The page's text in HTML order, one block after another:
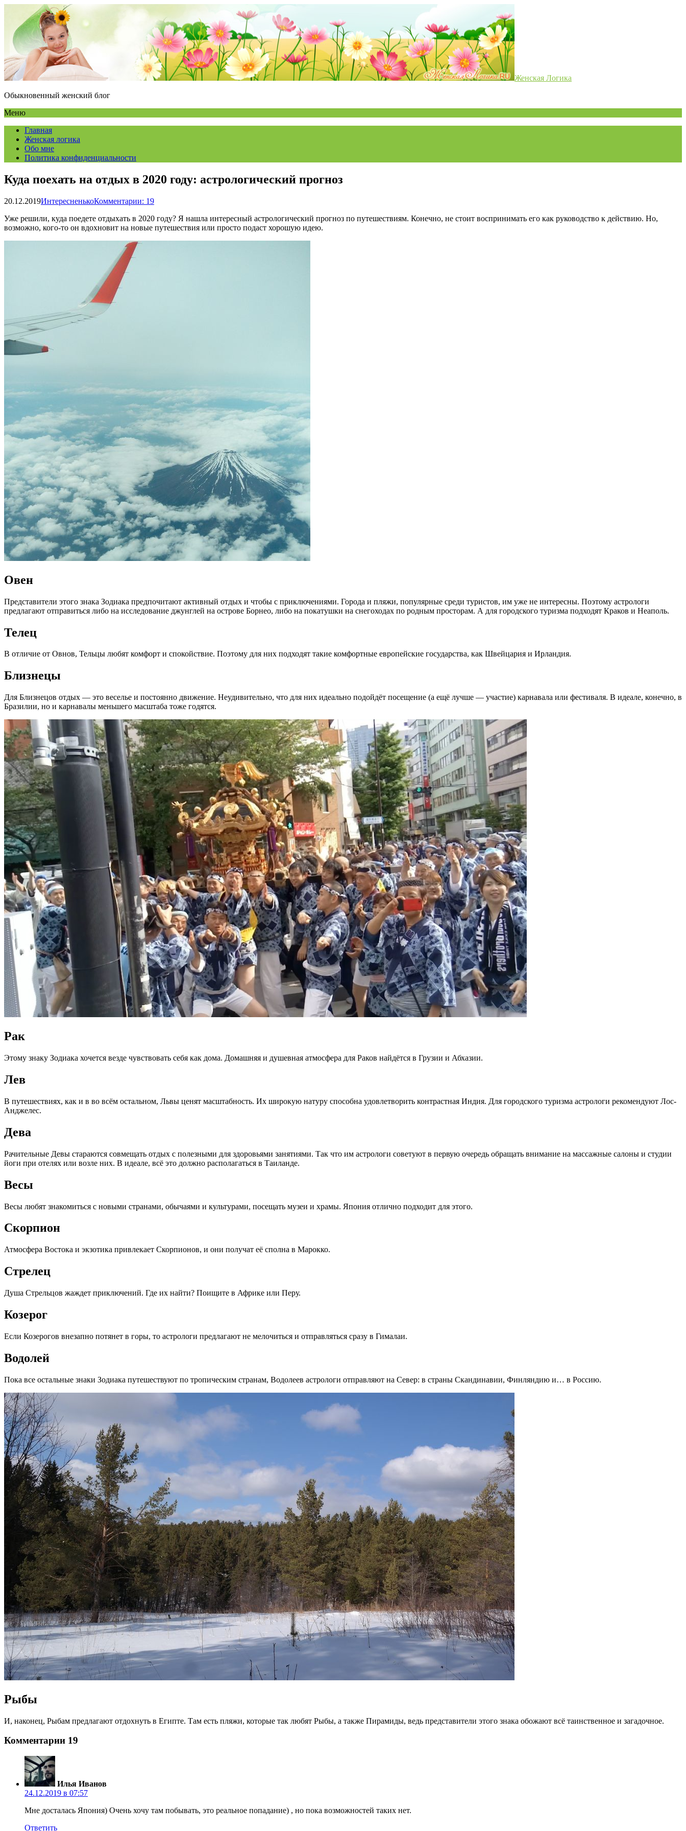
Женская Логика
Обыкновенный женский блог
Меню
Главная
Женская логика
Обо мне
Политика конфиденциальности
Куда поехать на отдых в 2020 году: астрологический прогноз
20.12.2019ИнтересненькоКомментарии: 19
Уже решили, куда поедете отдыхать в 2020 году? Я нашла интересный астрологический прогноз по путешествиям. Конечно, не стоит воспринимать его как руководство к действию. Но,
возможно, кого-то он вдохновит на новые путешествия или просто подаст хорошую идею.
Овен
Представители этого знака Зодиака предпочитают активный отдых и чтобы с приключениями. Города и пляжи, популярные среди туристов, им уже не интересны. Поэтому астрологи
предлагают отправиться либо на исследование джунглей на острове Борнео, либо на покатушки на снегоходах по родным просторам. А для городского туризма подходят Краков и Неаполь.
Телец
В отличие от Овнов, Тельцы любят комфорт и спокойствие. Поэтому для них подходят такие комфортные европейские государства, как Швейцария и Ирландия.
Близнецы
Для Близнецов отдых — это веселье и постоянно движение. Неудивительно, что для них идеально подойдёт посещение (а ещё лучше — участие) карнавала или фестиваля. В идеале, конечно, в
Бразилии, но и карнавалы меньшего масштаба тоже годятся.
Рак
Этому знаку Зодиака хочется везде чувствовать себя как дома. Домашняя и душевная атмосфера для Раков найдётся в Грузии и Абхазии.
Лев
В путешествиях, как и в во всём остальном, Львы ценят масштабность. Их широкую натуру способна удовлетворить контрастная Индия. Для городского туризма астрологи рекомендуют Лос-
Анджелес.
Дева
Рачительные Девы стараются совмещать отдых с полезными для здоровьями занятиями. Так что им астрологи советуют в первую очередь обращать внимание на массажные салоны и студии
йоги при отелях или возле них. В идеале, всё это должно располагаться в Таиланде.
Весы
Весы любят знакомиться с новыми странами, обычаями и культурами, посещать музеи и храмы. Япония отлично подходит для этого.
Скорпион
Атмосфера Востока и экзотика привлекает Скорпионов, и они получат её сполна в Марокко.
Стрелец
Душа Стрельцов жаждет приключений. Где их найти? Поищите в Африке или Перу.
Козерог
Если Козерогов внезапно потянет в горы, то астрологи предлагают не мелочиться и отправляться сразу в Гималаи.
Водолей
Пока все остальные знаки Зодиака путешествуют по тропическим странам, Водолеев астрологи отправляют на Север: в страны Скандинавии, Финляндию и… в Россию.
Рыбы
И, наконец, Рыбам предлагают отдохнуть в Египте. Там есть пляжи, которые так любят Рыбы, а также Пирамиды, ведь представители этого знака обожают всё таинственное и загадочное.
Комментарии 19
Илья Иванов
24.12.2019 в 07:57
Мне досталась Япония) Очень хочу там побывать, это реальное попадание) , но пока возможностей таких нет.
Ответить